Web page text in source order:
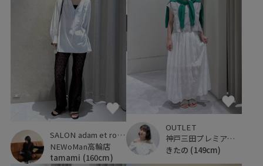
SALON adam et ropé
NEWoMan高輪店
tamami (160cm)
OUTLET
神戸三田プレミアム・アウトレット
きたの (149cm)